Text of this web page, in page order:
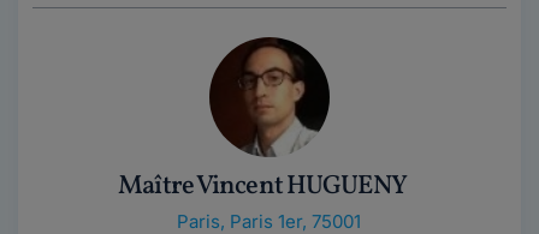
Maître Vincent HUGUENY
Paris, Paris 1er, 75001